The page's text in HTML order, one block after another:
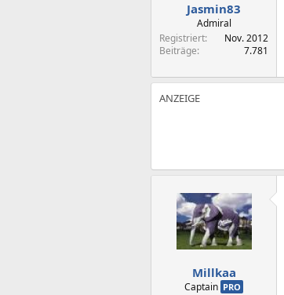
Jasmin83
Admiral
Registriert
Nov. 2012
Beiträge
7.781
Millkaa
Captain PRO